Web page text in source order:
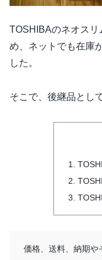
TOSHIBAのネオスリ
め、ネットでも在庫
した。
そこで、後継品とし
価格、送料、納期や